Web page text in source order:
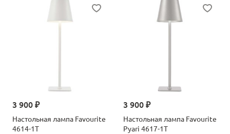
3 900 ₽
Настольная лампа Favourite
4614-1T
3 900 ₽
Настольная лампа Favourite
Pyari 4617-1T